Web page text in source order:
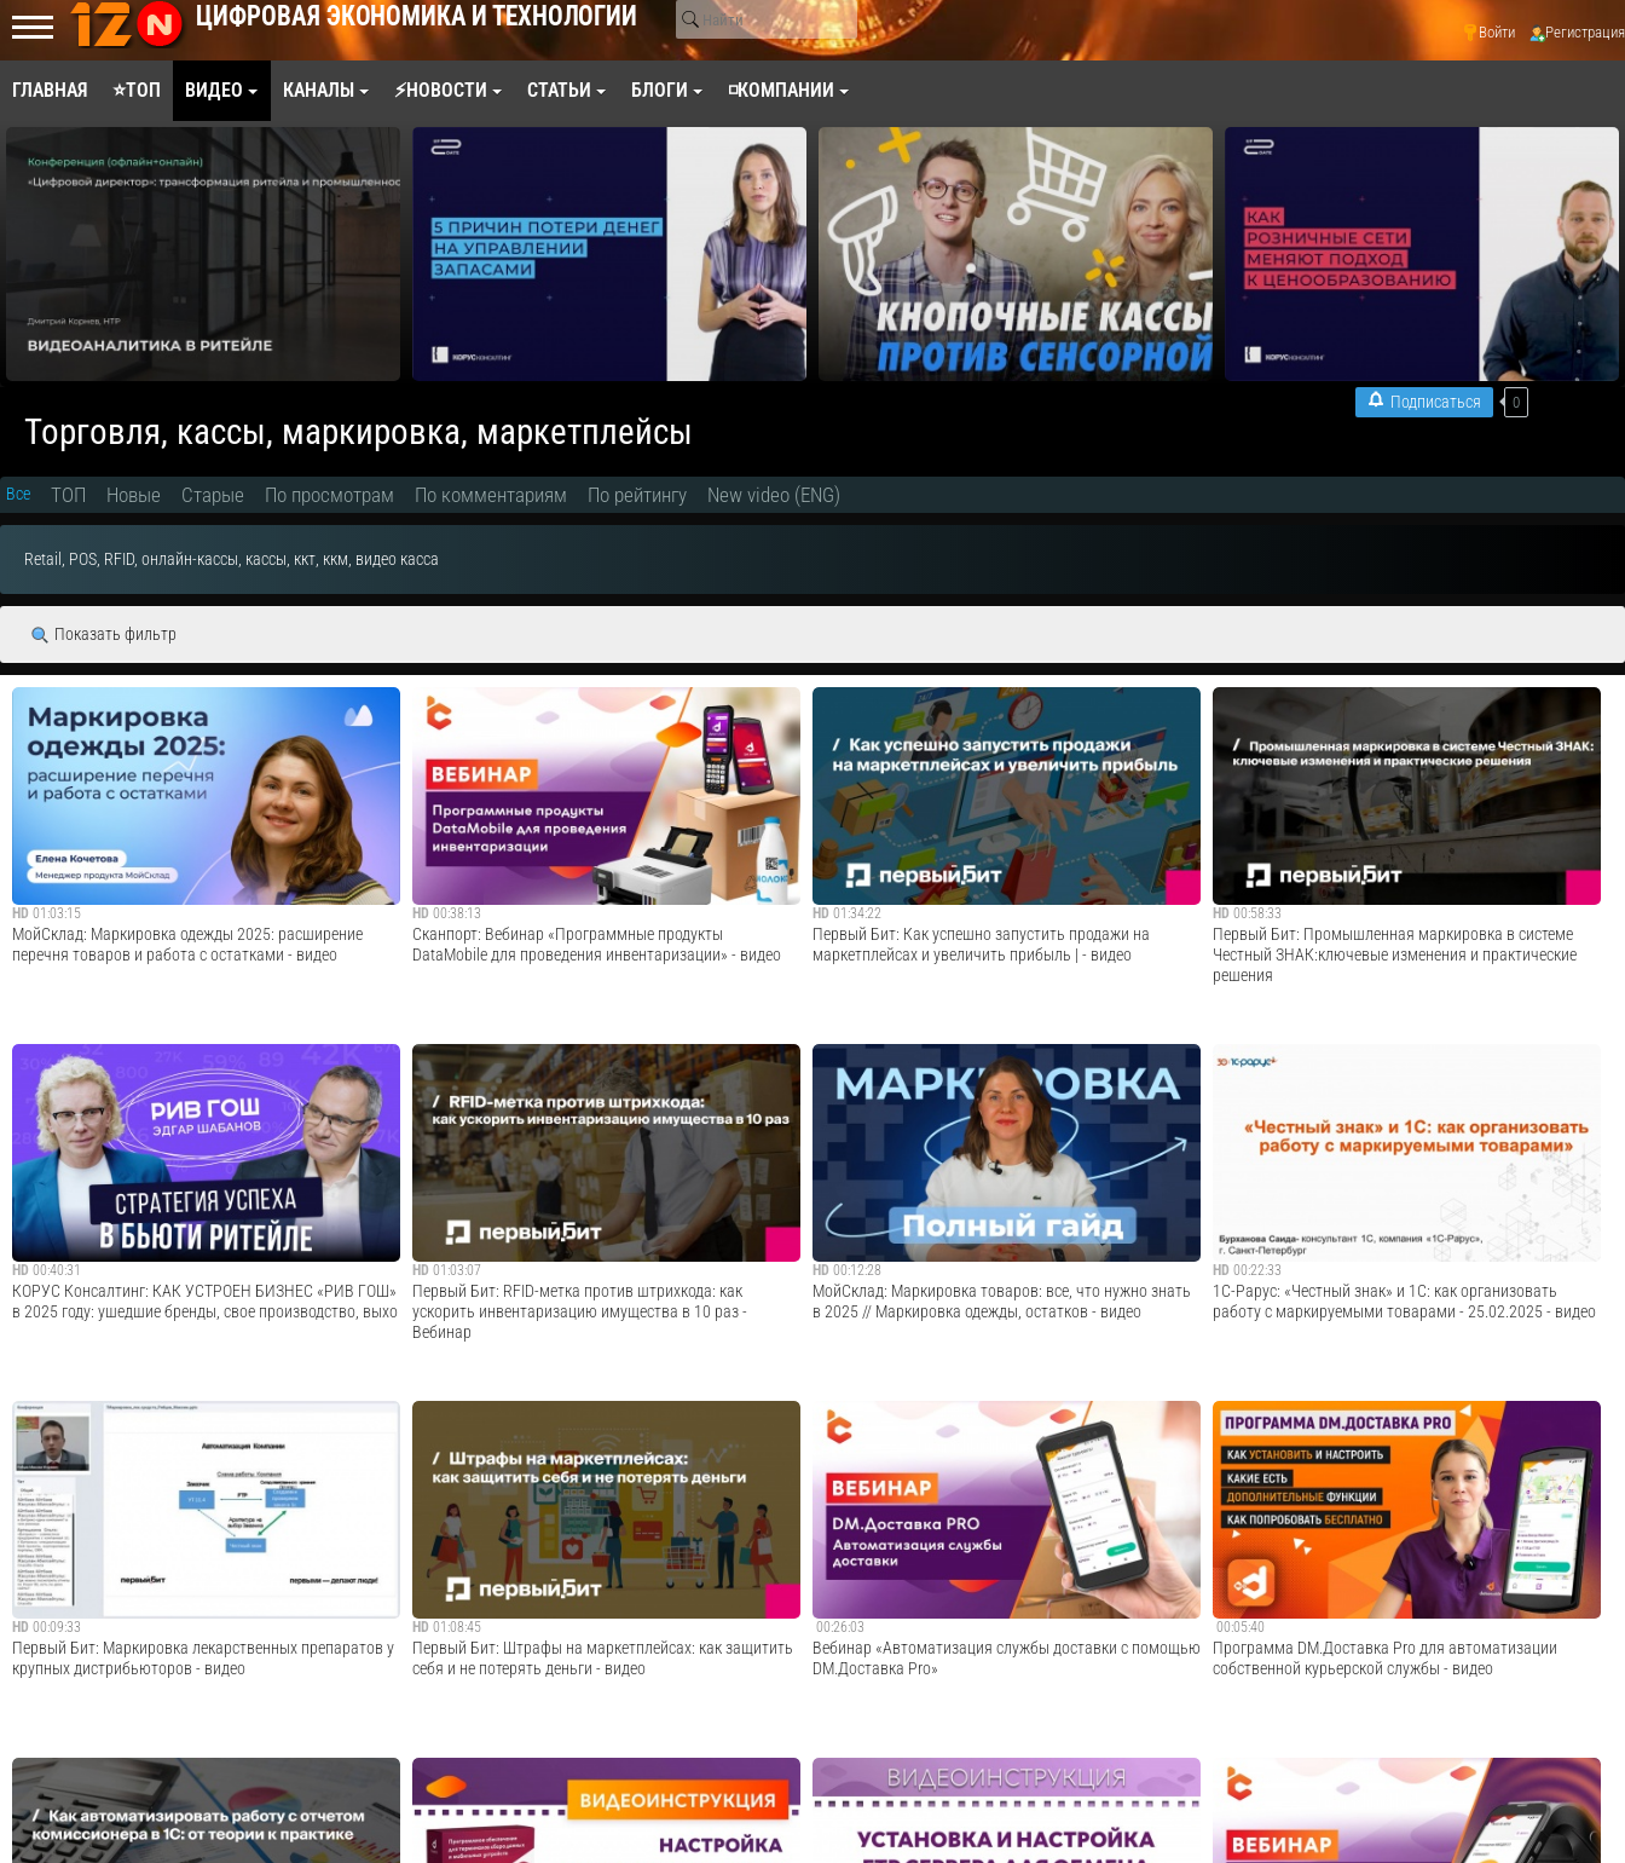
ЦИФРОВАЯ ЭКОНОМИКА И ТЕХНОЛОГИИ Войти Регистрация
ГЛАВНАЯ ⭐ТОП ВИДЕО КАНАЛЫ ⚡НОВОСТИ СТАТЬИ БЛОГИ ◽КОМПАНИИ
Подписаться 0
Торговля, кассы, маркировка, маркетплейсы
Все ТОП Новые Старые По просмотрам По комментариям По рейтингу New video (ENG)
Retail, POS, RFID, онлайн-кассы, кассы, ккт, ккм, видео касса
Показать фильтр
HD 01:03:15
МойСклад: Маркировка одежды 2025: расширение
перечня товаров и работа с остатками - видео
Новый этап маркировки одежды стартовал 1 марта!
Теперь Честный знак обязателен для всей одежды: от
детской до нижнего белья, головных уборов и многого
другого. Еще есть время на маркировку остатков, но если
товар куплен после 1 марта, про...
Cмотреть видео
HD 00:38:13
Сканпорт: Вебинар «Программные продукты
DataMobile для проведения инвентаризации» - видео
На вебинаре поговорили о процессах проведения
инвентаризации товарно-материальных ценностей и
основных средств. И разобрали, как и для чего
автоматизировать проведение инвентаризации с
помощью мобильного решения - терминала сбора данных
с п...
Cмотреть видео
HD 01:34:22
Первый Бит: Как успешно запустить продажи на
маркетплейсах и увеличить прибыль | - видео
Как успешно запустить продажи на маркетплейсах и
увеличить прибыльОфициальный сайт:
https://www.1cbit.ru/Сообщество ВКонтакте:
https://vk.com/bit_itTelegram-канал:
https://t.me/bit_it_official
Cмотреть видео
HD 00:58:33
Первый Бит: Промышленная маркировка в системе
Честный ЗНАК:ключевые изменения и практические
решения
решенияКомпания уже более 26 лет занимается
автоматизацией бизнеса и разработкой собственных ИТ-
решений. У Первого Бита больше 100 офисов в 9 странах,
HD 00:40:31
​КОРУС Консалтинг: КАК УСТРОЕН БИЗНЕС «РИВ ГОШ»
в 2025 году: ушедшие бренды, свое производство, выхо
Как устроен бизнес beauty-ритейлера «Рив Гош»? Какие
инструменты помогают привлекать и удерживать
клиентов? Как компания выстраивает работу с
маркетплейсами, и какие каналы в приоритете? Как
создаются собственные торговые марки — от и...
HD 01:03:07
Первый Бит: RFID-метка против штрихкода: как
ускорить инвентаризацию имущества в 10 раз -
Вебинар
RFID-метка против штрихкода: как ускорить
инвентаризацию имущества в 10 раз -
ВебинарОфициальный сайт: https://www.1cbit.ru/
Сообщество ВКонтакте: https://vk.com/bit_itTelegram-
канал: https://t.me/bit_it_official
Cмотреть видео
HD 00:12:28
МойСклад: Маркировка товаров: все, что нужно знать
в 2025 // Маркировка одежды, остатков - видео
Маркировка товаров 2025: что нужно знать каждому
бизнесу! С 1 марта 2025 года новые правила маркировки
охватят почти все категории одежды. Как правильно
подготовиться и не допустить ошибок?
Cмотреть видео
HD 00:22:33
1С-Рарус: «Честный знак» и 1С: как организовать
работу с маркируемыми товарами - 25.02.2025 - видео
Запись вебинара от 25 февраля 2025 года на тему
"«Честный знак» и 1С: как организовать работу с
маркируемыми товарами". Программа вебинара: Что
такое «Честный знак»? Принципы работы системы.
Категории товаров, подлежащих обязательной марки...
Cмотреть видео
HD 00:09:33
Первый Бит: Маркировка лекарственных препаратов у
крупных дистрибьюторов - видео
Маркировка лекарственных препаратов у крупных
дистрибьюторов.Официальный сайт:
https://www.1cbit.ru/?utm_source=12n-
HD 01:08:45
Первый Бит: Штрафы на маркетплейсах: как защитить
себя и не потерять деньги - видео
Международный интегратор эффективных ИТ-решений.
Компания уже более 26 лет занимается автоматизацией
бизнеса и разработкой собственных ИТ-решений. У
00:26:03
Вебинар «Автоматизация службы доставки с помощью
DM.Доставка Pro»
Вебинар посвящен автоматизация процессов доставки с
помощью мобильного решения — терминала сбора
данных с программой DM.Доставка Pro.00:00
00:05:40
Программа DM.Доставка Pro для автоматизации
собственной курьерской службы - видео
Из видео вы узнаете, что такое DM.Доставка Pro, какие
задачи решает программа для курьерской службы, как
установить и работать с ПО, как устроено